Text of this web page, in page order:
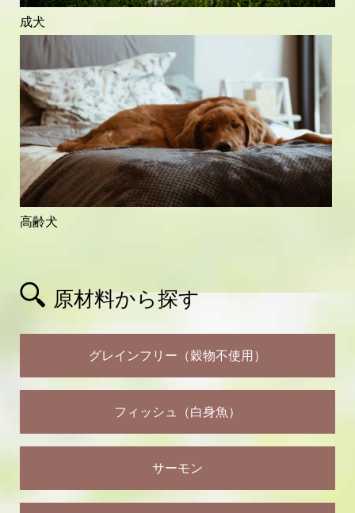
成犬
高齢犬
原材料から探す
グレインフリー（穀物不使用）
フィッシュ（白身魚）
サーモン